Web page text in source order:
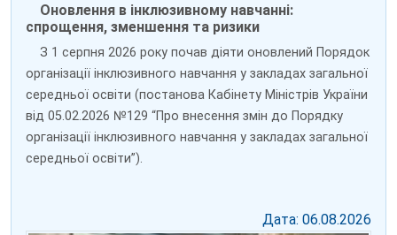
Оновлення в інклюзивному навчанні:
спрощення, зменшення та ризики
З 1 серпня 2026 року почав діяти оновлений Порядок
організації інклюзивного навчання у закладах загальної
середньої освіти (постанова Кабінету Міністрів України
від 05.02.2026 №129 “Про внесення змін до Порядку
організації інклюзивного навчання у закладах загальної
середньої освіти”).
Дата: 06.08.2026